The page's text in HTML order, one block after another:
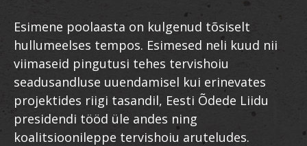
Esimene poolaasta on kulgenud tõsiselt
hullumeelses tempos. Esimesed neli kuud nii
viimaseid pingutusi tehes tervishoiu
seadusandluse uuendamisel kui erinevates
projektides riigi tasandil, Eesti Õdede Liidu
presidendi tööd üle andes ning
koalitsioonileppe tervishoiu aruteludes.